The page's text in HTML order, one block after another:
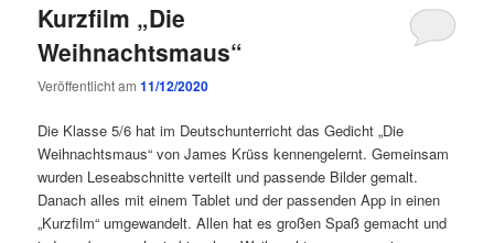
Kurzfilm „Die
Weihnachtsmaus“
Veröffentlicht am11/12/2020
Die Klasse 5/6 hat im Deutschunterricht das Gedicht „Die
Weihnachtsmaus“ von James Krüss kennengelernt. Gemeinsam
wurden Leseabschnitte verteilt und passende Bilder gemalt.
Danach alles mit einem Tablet und der passenden App in einen
„Kurzfilm“ umgewandelt. Allen hat es großen Spaß gemacht und